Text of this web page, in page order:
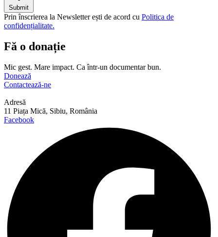
Submit
Prin înscrierea la Newsletter ești de acord cu Politica de
confidențialitate.
Fă o donație
Mic gest. Mare impact. Ca într-un documentar bun.
Donează
Contactează-ne
Adresă
11 Piața Mică, Sibiu, România
Facebook